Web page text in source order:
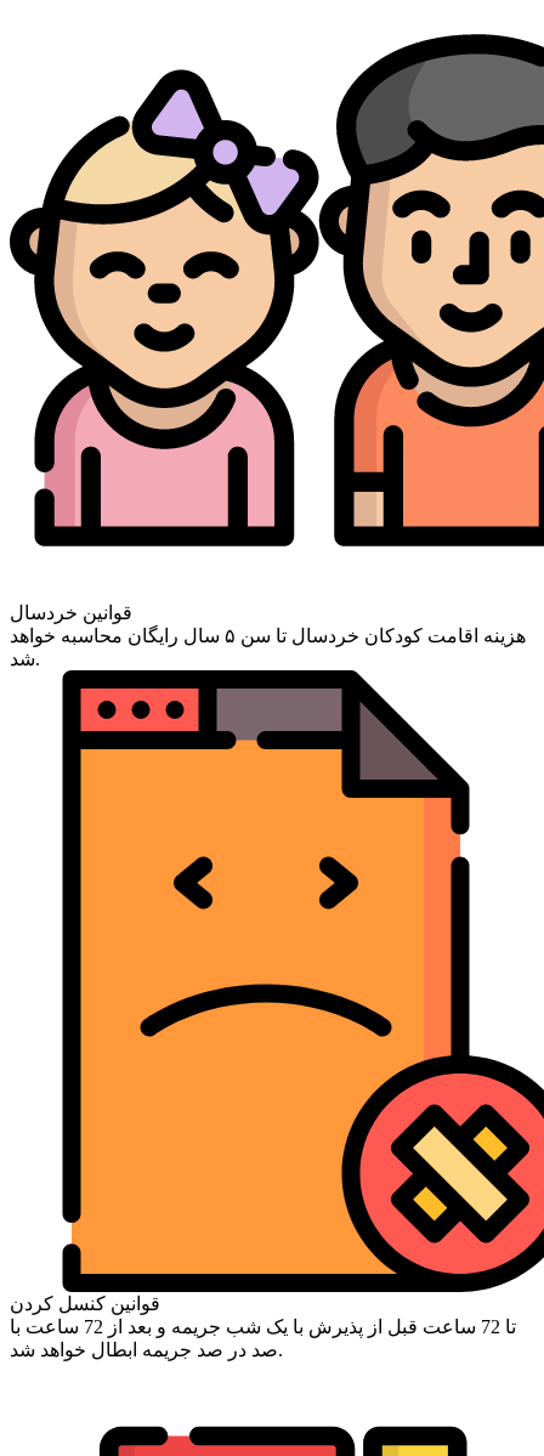
قوانین خردسال
هزینه اقامت کودکان خردسال تا سن ۵ سال رایگان محاسبه خواهد
شد.
قوانین کنسل کردن
تا 72 ساعت قبل از پذیرش با یک شب جریمه و بعد از 72 ساعت با
صد در صد جریمه ابطال خواهد شد.